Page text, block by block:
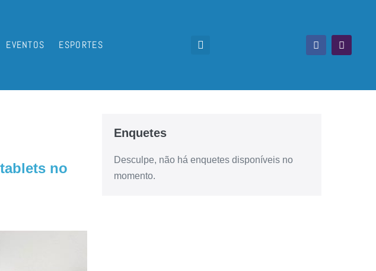
EVENTOS ESPORTES
no
Enquetes
Desculpe, não há enquetes disponíveis no
momento.